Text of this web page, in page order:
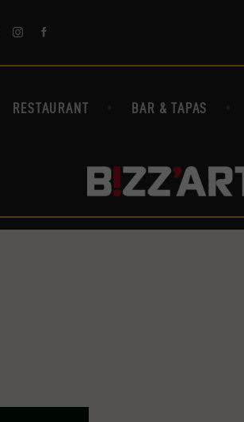
RESTAURANT BAR & TAPAS
CONCERT & CLUBBING
PRIVATISATION